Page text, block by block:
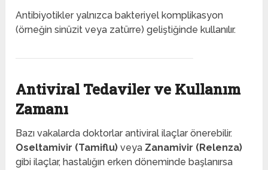
Antibiyotikler yalnızca bakteriyel komplikasyon
(örneğin sinüzit veya zatürre) geliştiğinde kullanılır.
Antiviral Tedaviler ve Kullanım
Zamanı
Bazı vakalarda doktorlar antiviral ilaçlar önerebilir.
Oseltamivir (Tamiflu) veya Zanamivir (Relenza)
gibi ilaçlar, hastalığın erken döneminde başlanırsa